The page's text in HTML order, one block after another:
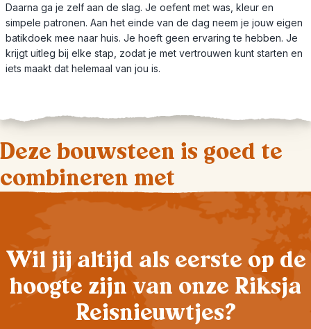
Daarna ga je zelf aan de slag. Je oefent met was, kleur en
simpele patronen. Aan het einde van de dag neem je jouw eigen
batikdoek mee naar huis. Je hoeft geen ervaring te hebben. Je
krijgt uitleg bij elke stap, zodat je met vertrouwen kunt starten en
iets maakt dat helemaal van jou is.
Deze bouwsteen is goed te
combineren met
Wil jij altijd als eerste op de
hoogte zijn van onze Riksja
Reisnieuwtjes?